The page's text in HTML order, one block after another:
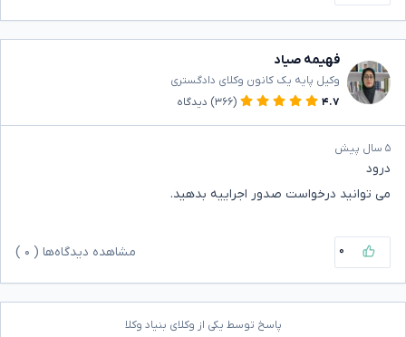
فهیمه صیاد
وکیل پایه یک کانون وکلای دادگستری
۴.۷
(۳۶۶) دیدگاه
۵ سال پیش
درود
می توانید درخواست صدور اجراییه بدهید.
۰ مشاهده دیدگاه‌ها ( ۰
پاسخ توسط یکی از وکلای بنیاد وکلا